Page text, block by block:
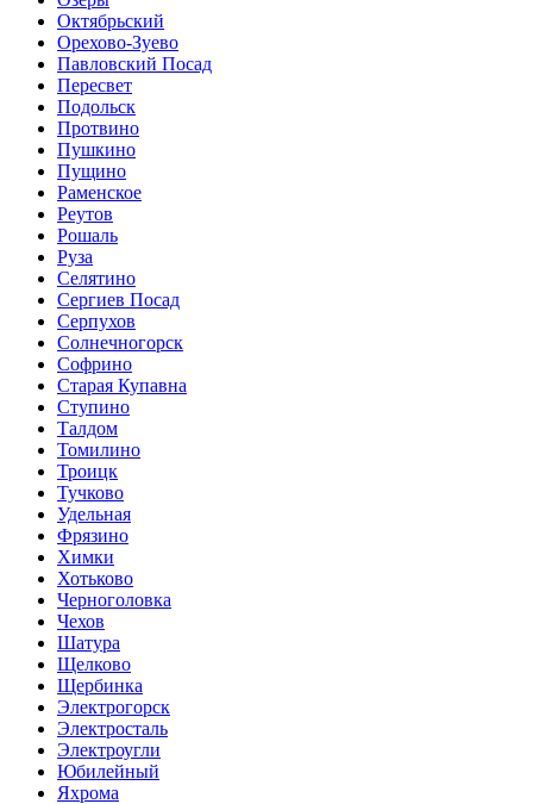
Октябрьский
Орехово-Зуево
Павловский Посад
Пересвет
Подольск
Протвино
Пушкино
Пущино
Раменское
Реутов
Рошаль
Руза
Селятино
Сергиев Посад
Серпухов
Солнечногорск
Софрино
Старая Купавна
Ступино
Талдом
Томилино
Троицк
Тучково
Удельная
Фрязино
Химки
Хотьково
Черноголовка
Чехов
Шатура
Щелково
Щербинка
Электрогорск
Электросталь
Электроугли
Юбилейный
Яхрома